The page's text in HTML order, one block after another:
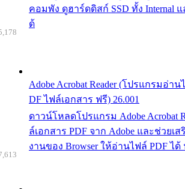
คอมพัง ดูฮาร์ดดิสก์ SSD ทั้ง Internal แ
ด้
Adobe Acrobat Reader (โปรแกรมอ่า
DF ไฟล์เอกสาร ฟรี) 26.001
ดาวน์โหลดโปรแกรม Adobe Acrobat
ล์เอกสาร PDF จาก Adobe และช่วยเ
งานของ Browser ให้อ่านไฟล์ PDF ได้